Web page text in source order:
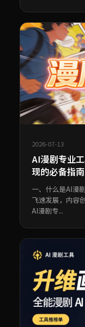
2026-07-13
AI漫剧专业
现的必备指南
一、什么是AI漫
飞速发展，内容
AI漫剧专...